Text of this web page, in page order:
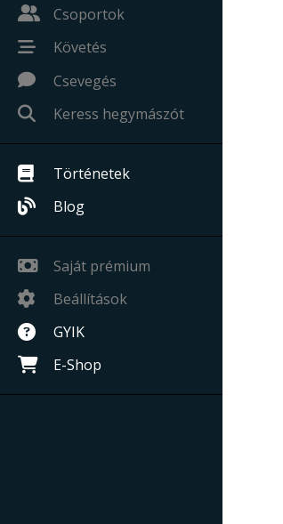
Csoportok
Követés
Csevegés
Keress hegymászót
Történetek
Blog
Saját prémium
Beállítások
GYIK
E-Shop